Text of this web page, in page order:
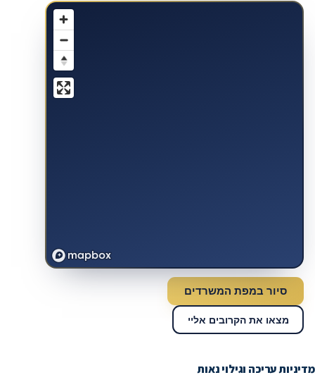
סיור במפת המשרדים
מצאו את הקרובים אליי
מדיניות עריכה וגילוי נאות